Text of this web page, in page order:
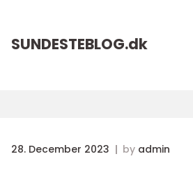
SUNDESTEBLOG.dk
28. December 2023 by admin